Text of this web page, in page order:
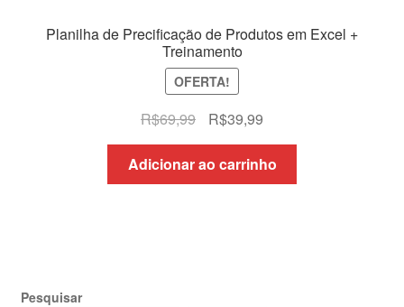
Planilha de Precificação de Produtos em Excel +
Treinamento
OFERTA!
R$69,99
O
preço
original
era:
R$39,99O
preço
atual
é:
Adicionar ao carrinho
Pesquisar